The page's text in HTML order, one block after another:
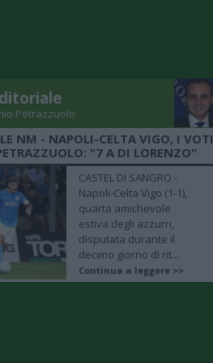
Petrazzuolo
NM - NAPOLI-CELTA VIGO, I VOTI
"7 A DI LORENZO"
CASTEL DI SANGRO -
Napoli-Celta Vigo (1-1),
quarta amichevole
estiva degli azzurri,
disputata durante il
decimo giorno di rit...
Continua a leggere >>